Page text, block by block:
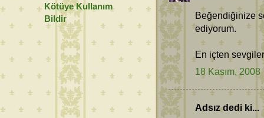
Beğendiğinize
ediyorum.
En içten
18 Kasım, 2008
Adsız dedi ki...
Kötüye Kullanım
Bildir